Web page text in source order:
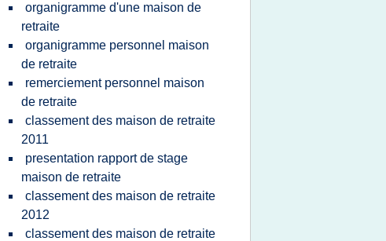
organigramme d'une maison de
retraite
organigramme personnel maison
de retraite
remerciement personnel maison
de retraite
classement des maison de retraite
2011
presentation rapport de stage
maison de retraite
classement des maison de retraite
2012
classement des maison de retraite